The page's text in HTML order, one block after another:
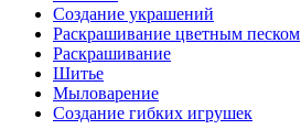
Создание украшений
Раскрашивание цветным песком
Раскрашивание
Шитье
Мыловарение
Создание гибких игрушек